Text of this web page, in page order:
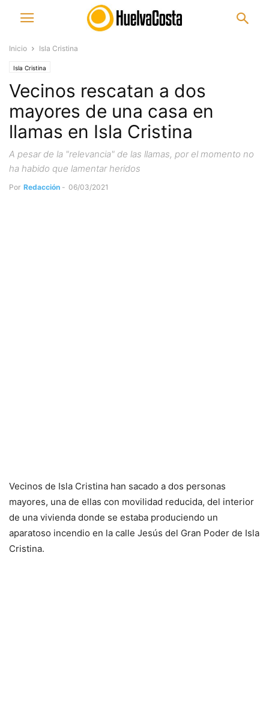
Inicio Isla Cristina
Isla Cristina
Vecinos rescatan a dos
mayores de una casa en
llamas en Isla Cristina
A pesar de la "relevancia" de las llamas, por el momento no
ha habido que lamentar heridos
Por Redacción - 06/03/2021
Vecinos de Isla Cristina han sacado a dos personas
mayores, una de ellas con movilidad reducida, del interior
de una vivienda donde se estaba produciendo un
aparatoso incendio en la calle Jesús del Gran Poder de Isla
Cristina.